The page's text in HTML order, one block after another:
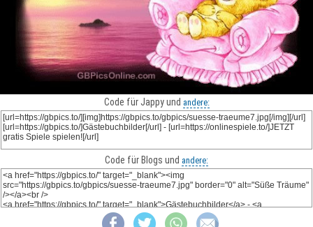
Code für Jappy und andere:
Code für Blogs und andere: